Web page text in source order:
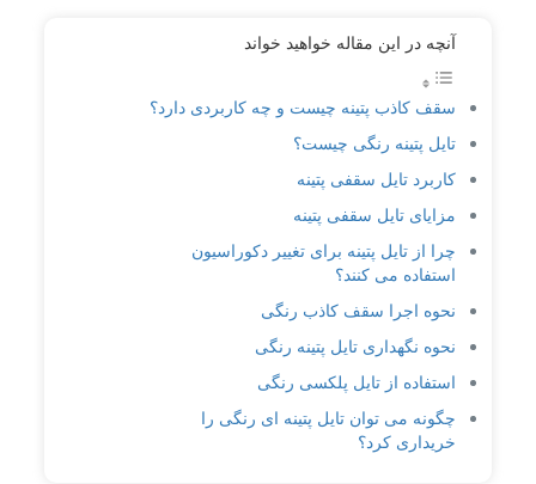
آنچه در این مقاله خواهید خواند
سقف کاذب پتینه چیست و چه کاربردی دارد؟
تایل پتینه رنگی چیست؟
کاربرد تایل سقفی پتینه
مزایای تایل سقفی پتینه
چرا از تایل پتینه برای تغییر دکوراسیون
استفاده می کنند؟
نحوه اجرا سقف کاذب رنگی
نحوه نگهداری تایل پتینه رنگی
استفاده از تایل پلکسی رنگی
چگونه می توان تایل پتینه ای رنگی را
خریداری کرد؟